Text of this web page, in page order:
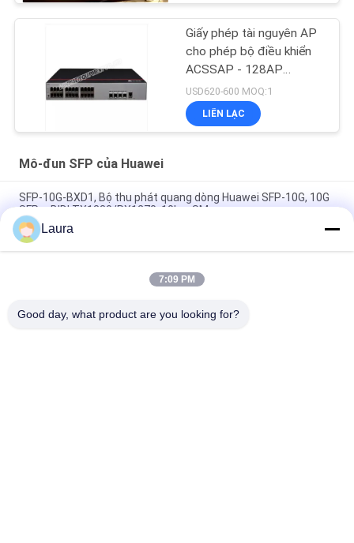
Giấy phép tài nguyên AP
cho phép bộ điều khiển
ACSSAP - 128AP
AC6508
USD620-600 MOQ:1
LIÊN LẠC
Mô-đun SFP của Huawei
SFP-10G-BXD1, Bộ thu phát quang dòng Huawei SFP-10G, 10G
SFP+, BIDI TX1330/RX1270, 10km SM
SFP-10G-BXU1, Bộ thu phát quang Huawei SFP+, 10G, BIDI,
10km
OSX010000, Bộ thu phát quang Huawei SFP+, 10G SFP+,
Laura
7:09 PM
Good day, what product are you looking for?